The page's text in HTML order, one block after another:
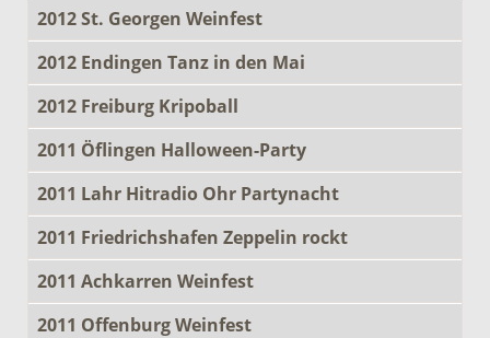
2012 St. Georgen Weinfest
2012 Endingen Tanz in den Mai
2012 Freiburg Kripoball
2011 Öflingen Halloween-Party
2011 Lahr Hitradio Ohr Partynacht
2011 Friedrichshafen Zeppelin rockt
2011 Achkarren Weinfest
2011 Offenburg Weinfest